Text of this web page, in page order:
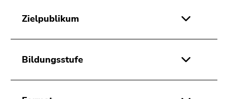
Zielpublikum
Bildungsstufe